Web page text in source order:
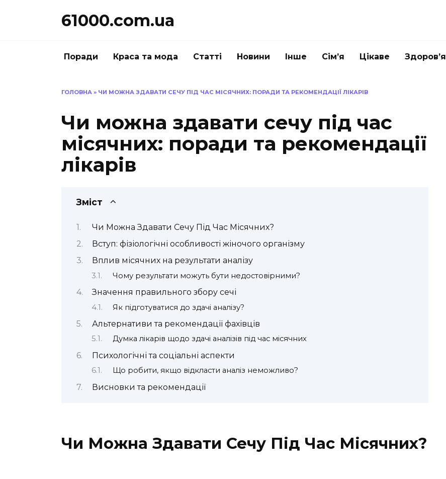
61000.com.ua
Поради Краса та мода Статті Новини Інше Сім’я Цікаве Здоров’я
ГОЛОВНА » ЧИ МОЖНА ЗДАВАТИ СЕЧУ ПІД ЧАС МІСЯЧНИХ: ПОРАДИ ТА РЕКОМЕНДАЦІЇ ЛІКАРІВ
Чи можна здавати сечу під час
місячних: поради та рекомендації
лікарів
Зміст
Чи Можна Здавати Сечу Під Час Місячних?
Вступ: фізіологічні особливості жіночого організму
Вплив місячних на результати аналізу
Чому результати можуть бути недостовірними?
Значення правильного збору сечі
Як підготуватися до здачі аналізу?
Альтернативи та рекомендації фахівців
Думка лікарів щодо здачі аналізів під час місячних
Психологічні та соціальні аспекти
Що робити, якщо відкласти аналіз неможливо?
Висновки та рекомендації
Чи Можна Здавати Сечу Під Час Місячних?